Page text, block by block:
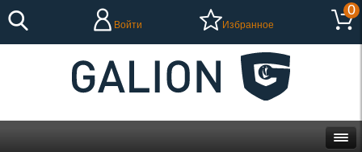
Войти Избранное
0